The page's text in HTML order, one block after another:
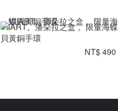
VIIART。潘朵拉之盒 。限量海蝶
貝黃銅手環
NT$ 490